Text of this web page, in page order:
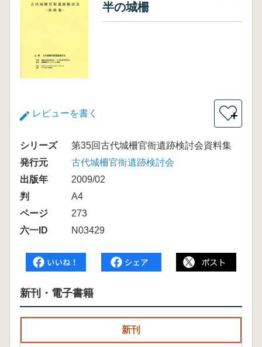
半の城柵
レビューを書く ＋
シリーズ
第35回古代城柵官衙遺跡検討会資料集
発行元
古代城柵官衙遺跡検討会
出版年
2009/02
判
A4
ページ
273
六一ID
N03429
新刊・電子書籍
新刊